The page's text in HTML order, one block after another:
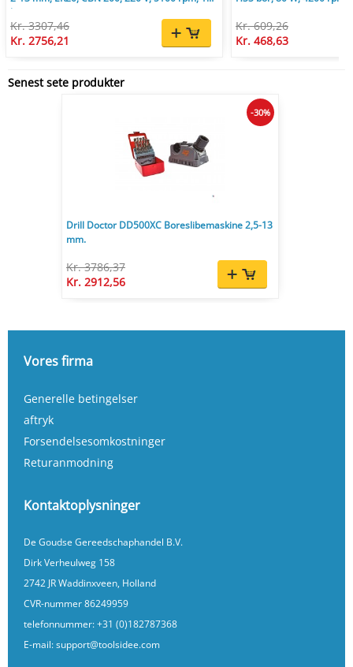
kg.
Kr. 3307,46
Kr. 2756,21
Kr. 609,26
Kr. 468,63
Senest sete produkter
Drill Doctor DD500XC Boreslibemaskine 2,5-13
mm.
Kr. 3786,37
Kr. 2912,56
-30%
Vores firma
Generelle betingelser
aftryk
Forsendelsesomkostninger
Returanmodning
Kontaktoplysninger
De Goudse Gereedschaphandel B.V.
Dirk Verheulweg 158
2742 JR Waddinxveen, Holland
CVR-nummer 86249959
telefonnummer:+31 (0)182787368
E-mail:support@toolsidee.com